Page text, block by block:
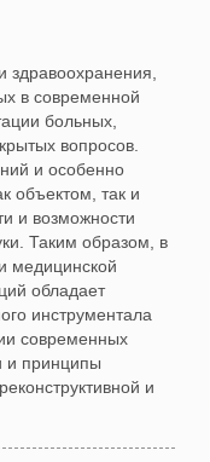
здравоохранения,
в современной
больных,
вопросов.
и особенно
объектом, так и
и возможности
Таким образом, в
медицинской
обладает
инструментала
современных
и принципы
и